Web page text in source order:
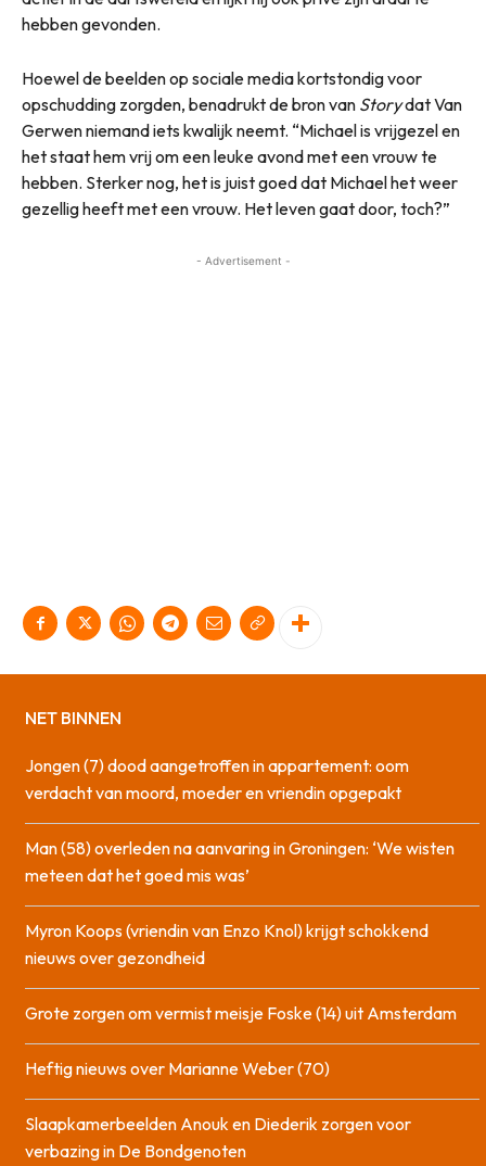
hebben gevonden.
Hoewel de beelden op sociale media kortstondig voor
opschudding zorgden, benadrukt de bron van Storydat Van
Gerwen niemand iets kwalijk neemt. “Michael is vrijgezel en
het staat hem vrij om een leuke avond met een vrouw te
hebben. Sterker nog, het is juist goed dat Michael het weer
gezellig heeft met een vrouw. Het leven gaat door, toch?”
- Advertisement -
NET BINNEN
Jongen (7) dood aangetroffen in appartement: oom
verdacht van moord, moeder en vriendin opgepakt
Man (58) overleden na aanvaring in Groningen: ‘We wisten
meteen dat het goed mis was’
Myron Koops (vriendin van Enzo Knol) krijgt schokkend
nieuws over gezondheid
Grote zorgen om vermist meisje Foske (14) uit Amsterdam
Heftig nieuws over Marianne Weber (70)
Slaapkamerbeelden Anouk en Diederik zorgen voor
verbazing in De Bondgenoten